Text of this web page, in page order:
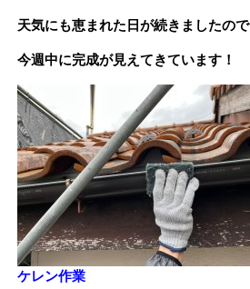
天気にも恵まれた日が続きましたので
今週中に完成が見えてきています！
ケレン作業